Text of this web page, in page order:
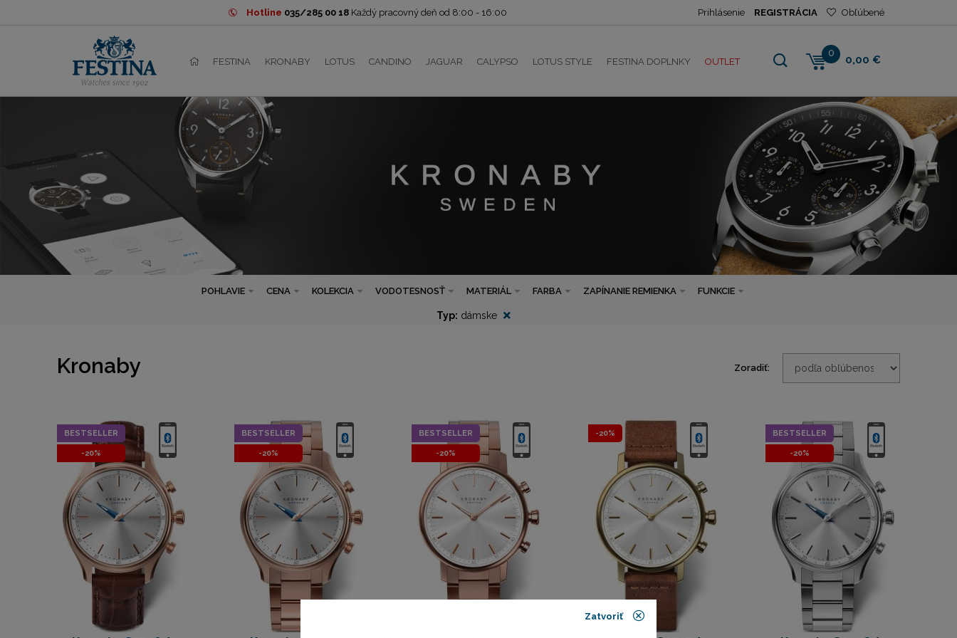
Hotline 035/285 00 18 Každý pracovný deň od 8:00 - 16:00 Prihlásenie REGISTRÁCIA Obľúbené
FESTINA KRONABY LOTUS CANDINO JAGUAR CALYPSO LOTUS STYLE FESTINA DOPLNKY OUTLET
0
0,00 €
POHLAVIE CENA KOLEKCIA VODOTESNOSŤ MATERIÁL FARBA ZAPÍNANIE REMIENKA FUNKCIE
Typ: dámske
Kronaby Zoradiť:
BESTSELLER
-20%
BESTSELLER
-20%
BESTSELLER
-20%
-20% BESTSELLER
-20%
Zatvoriť